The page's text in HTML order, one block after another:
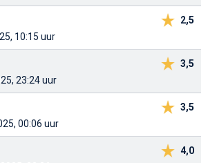
2,5
10:15 uur
3,5
23:24 uur
3,5
00:06 uur
4,0